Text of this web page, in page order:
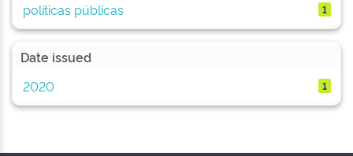
políticas públicas 1
Date issued
2020
1